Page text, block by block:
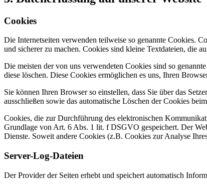
Cookies
Die Internetseiten verwenden teilweise so genannte Cookies.
und sicherer zu machen. Cookies sind kleine Textdateien, die
Die meisten der von uns verwendeten Cookies sind so
diese löschen. Diese Cookies ermöglichen es uns, Ihren
Sie können Ihren Browser so einstellen, dass Sie über das
ausschließen sowie das automatische Löschen der Cookies
Cookies, die zur Durchführung des elektronischen
Grundlage von Art. 6 Abs. 1 lit. f DSGVO gespeichert. Der
Dienste. Soweit andere Cookies (z.B. Cookies zur Analyse
Server-Log-Dateien
Der Provider der Seiten erhebt und speichert automatisch